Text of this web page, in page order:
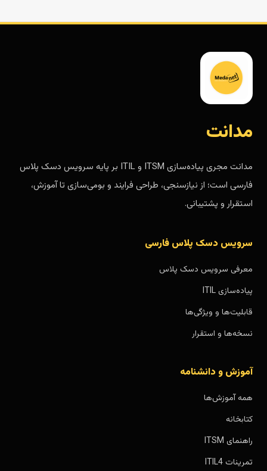
مدانت
مدانت مجری پیاده‌سازی ITSM و ITIL بر پایه سرویس دسک پلاس
فارسی است؛ از نیازسنجی، طراحی فرایند و بومی‌سازی تا آموزش،
استقرار و پشتیبانی.
سرویس دسک پلاس فارسی
معرفی سرویس دسک پلاس
پیاده‌سازی ITIL
قابلیت‌ها و ویژگی‌ها
نسخه‌ها و استقرار
آموزش و دانشنامه
همه آموزش‌ها
کتابخانه
راهنمای ITSM
تمرینات ITIL4